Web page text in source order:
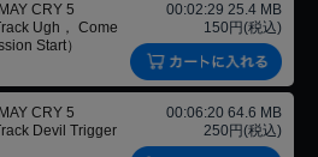
CRY 5
Ugh， Come
Start）
00:02:29 25.4 MB
150円(税込)
CRY 5
Devil Trigger
00:06:20 64.6 MB
250円(税込)